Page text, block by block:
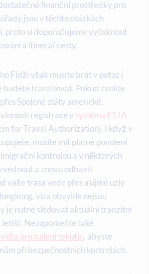
finanční prostředky pro
jsou v těchto otázkách
proto si doporučujeme vytisknout
a itinerář cesty.
Fidži však musíte brát v potaz i
budete tranzitovat. Pokud zvolíte
Spojené státy americké,
registrace v systému ESTA
for Travel Authorization). I když v
musíte mít platné povolení
kontrolou a v některých
a znovu odbavit
vaše trasa vede přes asijské uzly
víza obvykle nejsou
je nutné sledovat aktuální tranzitní
Nezapomeňte také
pro balení tekutin, abyste
při bezpečnostních kontrolách.